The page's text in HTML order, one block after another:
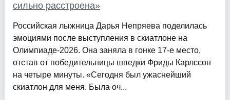
сильно расстроена»
Российская лыжница Дарья Непряева поделилась
эмоциями после выступления в скиатлоне на
Олимпиаде-2026. Она заняла в гонке 17-е место,
отстав от победительницы шведки Фриды Карлссон
на четыре минуты. «Сегодня был ужаснейший
скиатлон для меня. Была оч...